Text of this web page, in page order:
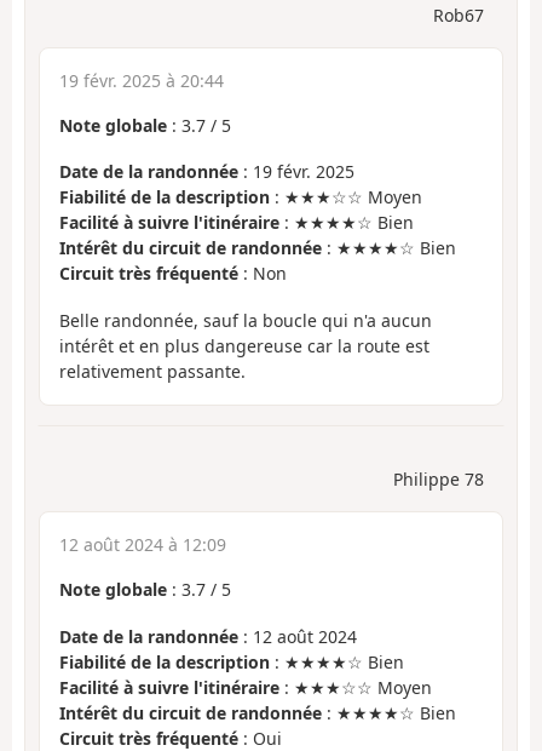
Rob67
19 févr. 2025 à 20:44
Note globale : 3.7 / 5
Date de la randonnée : 19 févr. 2025
Fiabilité de la description : ★★★☆☆ Moyen
Facilité à suivre l'itinéraire : ★★★★☆ Bien
Intérêt du circuit de randonnée : ★★★★☆ Bien
Circuit très fréquenté : Non
Belle randonnée, sauf la boucle qui n'a aucun
intérêt et en plus dangereuse car la route est
relativement passante.
Philippe 78
12 août 2024 à 12:09
Note globale : 3.7 / 5
Date de la randonnée : 12 août 2024
Fiabilité de la description : ★★★★☆ Bien
Facilité à suivre l'itinéraire : ★★★☆☆ Moyen
Intérêt du circuit de randonnée : ★★★★☆ Bien
Circuit très fréquenté : Oui